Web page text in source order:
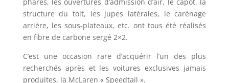
structure du toit, les jupes latérales, le carénage
arrière, les sous-plateaux, etc. ont tous été réalisés
en fibre de carbone sergé 2×2.
C’est une occasion rare d’acquérir l’un des plus
recherchés après et les voitures exclusives jamais
produites, la McLaren « Speedtail ».